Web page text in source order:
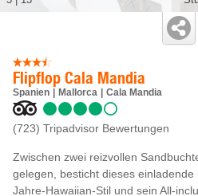
Flipflop Cala Mandia
Spanien Mallorca Cala Mandia
(723) Tripadvisor Bewertungen
Zwischen zwei reizvollen
gelegen, besticht dieses
Jahre-Hawaiian-Stil und sein All-